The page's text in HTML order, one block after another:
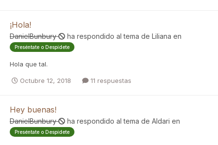
¡Hola!
DanielBunbury ha respondido al tema de Liliana en
Preséntate o Despídete
Hola que tal.
Octubre 12, 2018 11 respuestas
Hey buenas!
DanielBunbury ha respondido al tema de Aldari en
Preséntate o Despídete